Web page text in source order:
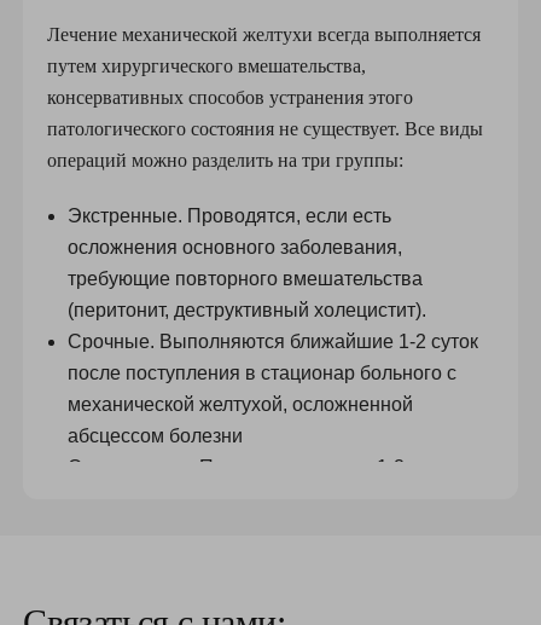
Лечение механической желтухи всегда выполняется
путем хирургического вмешательства,
консервативных способов устранения этого
патологического состояния не существует. Все виды
операций можно разделить на три группы:
Экстренные. Проводятся, если есть
осложнения основного заболевания,
требующие повторного вмешательства
(перитонит, деструктивный холецистит).
Срочные. Выполняются ближайшие 1-2 суток
после поступления в стационар больного с
механической желтухой, осложненной
абсцессом болезни
Отсроченные. Проводятся спустя 1-2 недели